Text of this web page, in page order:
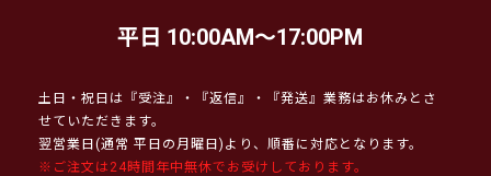
平日 10:00AM～17:00PM
土日・祝日は『受注』・『返信』・『発送』業務はお休みとさ
せていただきます。
翌営業日(通常 平日の月曜日)より、順番に対応となります。
※ご注文は24時間年中無休でお受けしております。